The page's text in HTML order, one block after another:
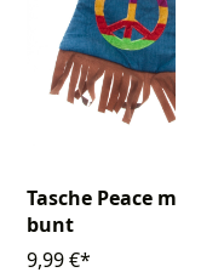
Tasche Peace mit
bunt
9,99 €*